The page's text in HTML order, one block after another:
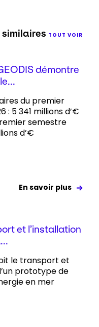
similaires TOUT VOIR
démontre
du premier
: 5 341 millions d’€
semestre
d’€
En savoir plus
et l’installation
le transport et
prototype de
en mer